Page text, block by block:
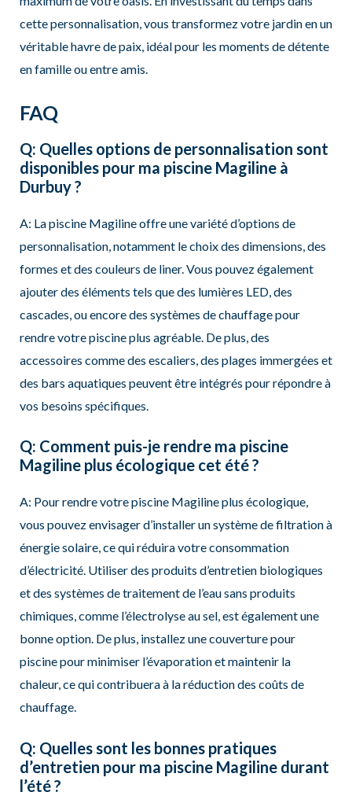
cette personnalisation, vous transformez votre jardin en un
véritable havre de paix, idéal pour les moments de détente
en famille ou entre amis.
FAQ
Q: Quelles options de personnalisation sont
disponibles pour ma piscine Magiline à
Durbuy ?
A: La piscine Magiline offre une variété d’options de
personnalisation, notamment le choix des dimensions, des
formes et des couleurs de liner. Vous pouvez également
ajouter des éléments tels que des lumières LED, des
cascades, ou encore des systèmes de chauffage pour
rendre votre piscine plus agréable. De plus, des
accessoires comme des escaliers, des plages immergées et
des bars aquatiques peuvent être intégrés pour répondre à
vos besoins spécifiques.
Q: Comment puis-je rendre ma piscine
Magiline plus écologique cet été ?
A: Pour rendre votre piscine Magiline plus écologique,
vous pouvez envisager d’installer un système de filtration à
énergie solaire, ce qui réduira votre consommation
d’électricité. Utiliser des produits d’entretien biologiques
et des systèmes de traitement de l’eau sans produits
chimiques, comme l’électrolyse au sel, est également une
bonne option. De plus, installez une couverture pour
piscine pour minimiser l’évaporation et maintenir la
chaleur, ce qui contribuera à la réduction des coûts de
chauffage.
Q: Quelles sont les bonnes pratiques
d’entretien pour ma piscine Magiline durant
l’été ?